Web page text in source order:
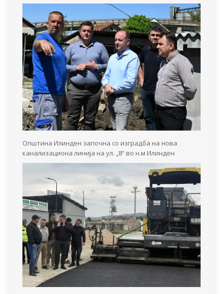
Општина Илинден започна со изградба на нова
канализациона линија на ул. „8“ во н.м Илинден